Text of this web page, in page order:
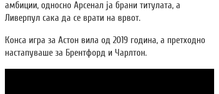
амбиции, односно Арсенал ја брани титулата, а
Ливерпул сака да се врати на врвот.
Конса игра за Астон вила од 2019 година, а претходно
настапуваше за Брентфорд и Чарлтон.